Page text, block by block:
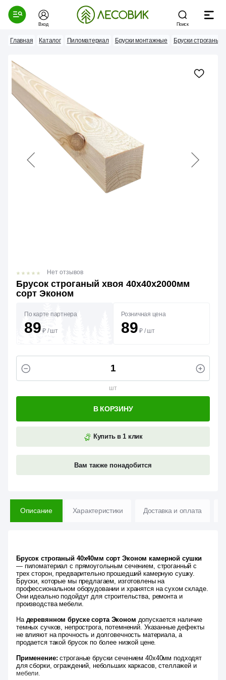
Вход Поиск
Главная Каталог Пиломатериал Бруски монтажные Бруски
Брусок строганый хвоя 40х40х2000мм
сорт Эконом
Нет отзывов
По карте партнера
89 ₽ /шт
Розничная цена
89 ₽ / шт
шт
Купить в 1 клик
Вам также понадобится
В КОРЗИНУ
Описание Характеристики Доставка и оплата
Брусок строганый 40х40мм сорт Эконом камерной сушки
— пиломатериал с прямоугольным сечением, строганный с
трех сторон, предварительно прошедший камерную сушку.
Бруски, которые мы предлагаем, изготовлены на
профессиональном оборудовании и хранятся на сухом складе.
Они идеально подойдут для строительства, ремонта и
производства мебели.
На деревянном бруске сорта Эконом допускается наличие
темных сучков, непрострога, потемнений. Указанные дефекты
не влияют на прочность и долговечность материала, а
продается такой брусок по более низкой цене.
Применение: строганые бруски сечением 40х40мм подходят
для сборки, ограждений, небольших каркасов, стеллажей и
мебели.